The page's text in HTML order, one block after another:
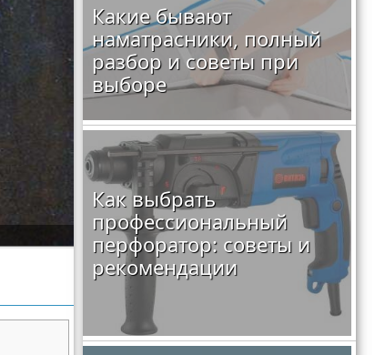
Какие бывают
наматрасники, полный
разбор и советы при
выборе
Как выбрать
профессиональный
перфоратор: советы и
рекомендации